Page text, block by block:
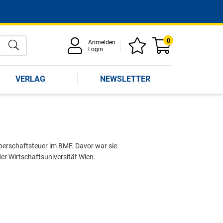
Anmelden
Login
0
VERLAG NEWSLETTER
im BMF. Davor war sie
Wirtschaftsuniversität Wien.